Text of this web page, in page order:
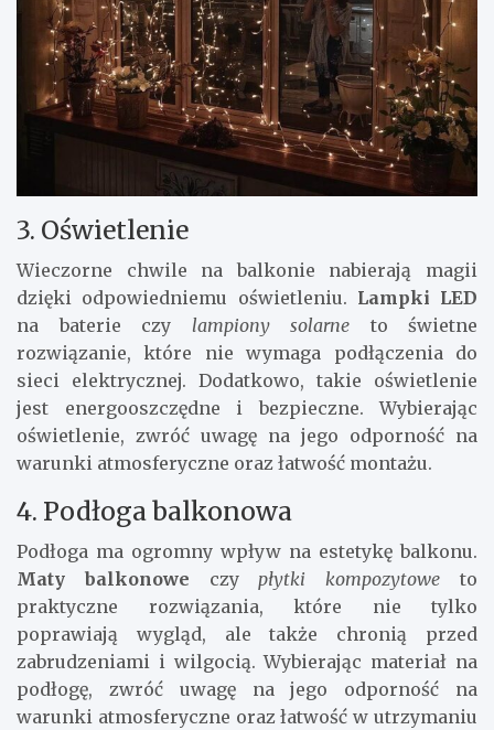
3. Oświetlenie
Wieczorne chwile na balkonie nabierają magii
dzięki odpowiedniemu oświetleniu. Lampki LED
na baterie czy lampiony solarne to świetne
rozwiązanie, które nie wymaga podłączenia do
sieci elektrycznej. Dodatkowo, takie oświetlenie
jest energooszczędne i bezpieczne. Wybierając
oświetlenie, zwróć uwagę na jego odporność na
warunki atmosferyczne oraz łatwość montażu.
4. Podłoga balkonowa
Podłoga ma ogromny wpływ na estetykę balkonu.
Maty balkonowe czypłytki kompozytowe to
praktyczne rozwiązania, które nie tylko
poprawiają wygląd, ale także chronią przed
zabrudzeniami i wilgocią. Wybierając materiał na
podłogę, zwróć uwagę na jego odporność na
warunki atmosferyczne oraz łatwość w utrzymaniu